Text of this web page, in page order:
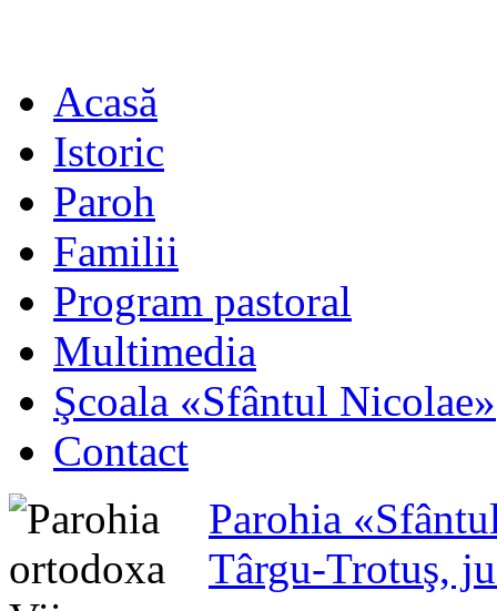
Acasă
Istoric
Paroh
Familii
Program pastoral
Multimedia
Şcoala «Sfântul Nicolae»
Contact
Parohia
Târgu-Trotuş,